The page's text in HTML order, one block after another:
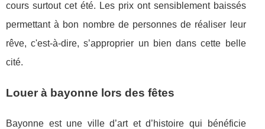
cours surtout cet été. Les prix ont sensiblement baissés
permettant à bon nombre de personnes de réaliser leur
rêve, c'est-à-dire, s’approprier un bien dans cette belle
cité.
Louer à bayonne lors des fêtes
Bayonne est une ville d’art et d’histoire qui bénéficie